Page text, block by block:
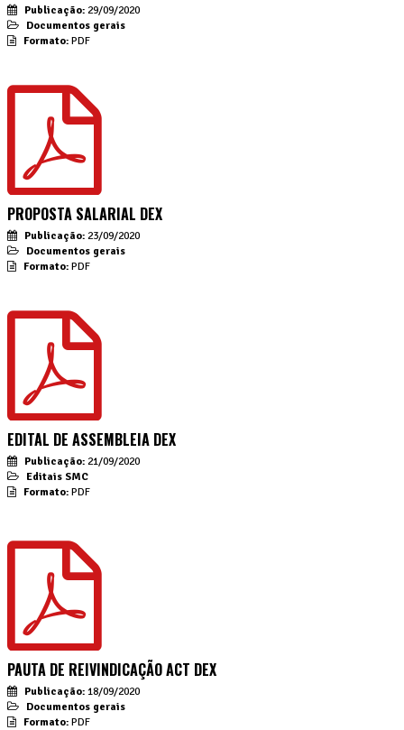
Publicação: 29/09/2020
Documentos gerais
Formato: PDF
PROPOSTA SALARIAL DEX
Publicação: 23/09/2020
Documentos gerais
Formato: PDF
EDITAL DE ASSEMBLEIA DEX
Publicação: 21/09/2020
Editais SMC
Formato: PDF
PAUTA DE REIVINDICAÇÃO ACT DEX
Publicação: 18/09/2020
Documentos gerais
Formato: PDF